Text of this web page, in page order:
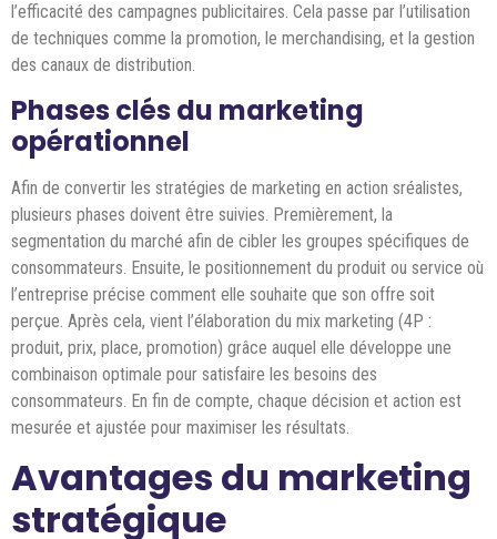
l’efficacité des campagnes publicitaires. Cela passe par l’utilisation
de techniques comme la promotion, le merchandising, et la gestion
des canaux de distribution.
Phases clés du marketing
opérationnel
Afin de convertir les stratégies de marketing en action sréalistes,
plusieurs phases doivent être suivies. Premièrement, la
segmentation du marché afin de cibler les groupes spécifiques de
consommateurs. Ensuite, le positionnement du produit ou service où
l’entreprise précise comment elle souhaite que son offre soit
perçue. Après cela, vient l’élaboration du mix marketing (4P :
produit, prix, place, promotion) grâce auquel elle développe une
combinaison optimale pour satisfaire les besoins des
consommateurs. En fin de compte, chaque décision et action est
mesurée et ajustée pour maximiser les résultats.
Avantages du marketing
stratégique